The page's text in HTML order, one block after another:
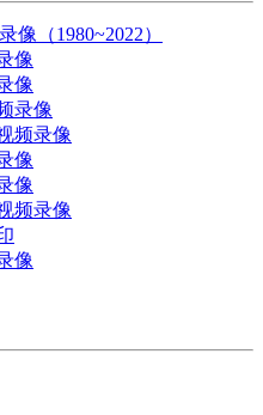
（1980~2022）
像
像
录像
频录像
像
像
频录像
像